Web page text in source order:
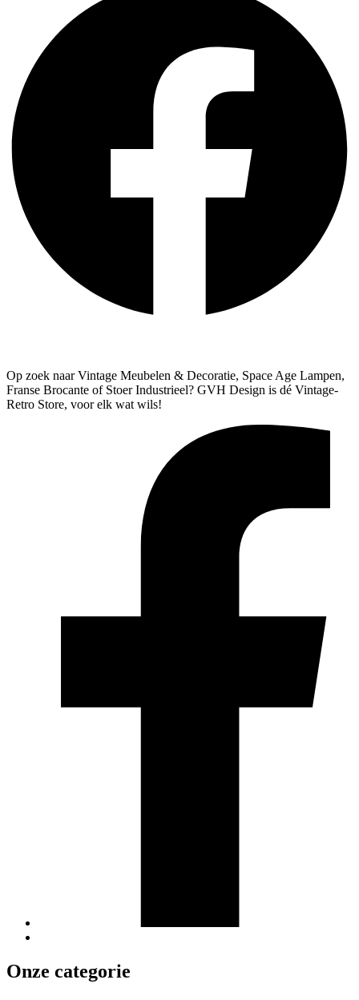
Op zoek naar Vintage Meubelen & Decoratie, Space Age Lampen,
Franse Brocante of Stoer Industrieel? GVH Design is dé Vintage-
Retro Store, voor elk wat wils!
Onze categorie